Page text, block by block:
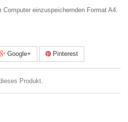
Computer einzuspeichernden Format A4.
Google+ Pinterest
Produkt.